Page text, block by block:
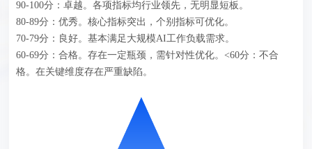
90-100分：卓越。各项指标均行业领先，无明显短板。
80-89分：优秀。核心指标突出，个别指标可优化。
70-79分：良好。基本满足大规模AI工作负载需求。
60-69分：合格。存在一定瓶颈，需针对性优化。<60分：不合
格。在关键维度存在严重缺陷。